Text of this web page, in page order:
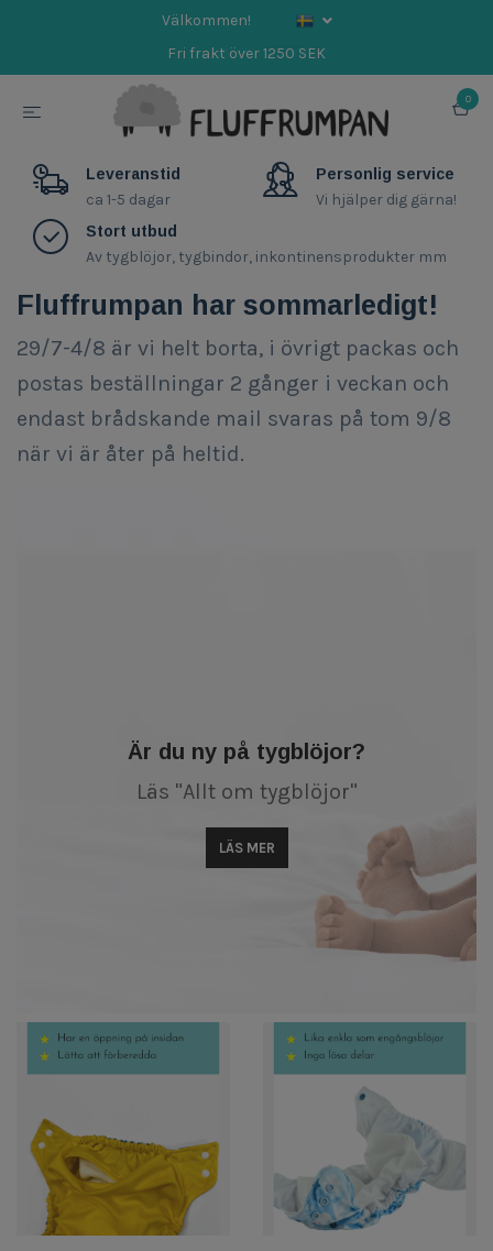
Välkommen!
Fri frakt över 1250 SEK
0
Leveranstid
ca 1-5 dagar
Personlig service
Vi hjälper dig gärna!
Stort utbud
Av tygblöjor, tygbindor, inkontinensprodukter mm
Fluffrumpan har sommarledigt!
29/7-4/8 är vi helt borta, i övrigt packas och
postas beställningar 2 gånger i veckan och
endast brådskande mail svaras på tom 9/8
när vi är åter på heltid.
Är du ny på tygblöjor?
Läs "Allt om tygblöjor"
LÄS MER